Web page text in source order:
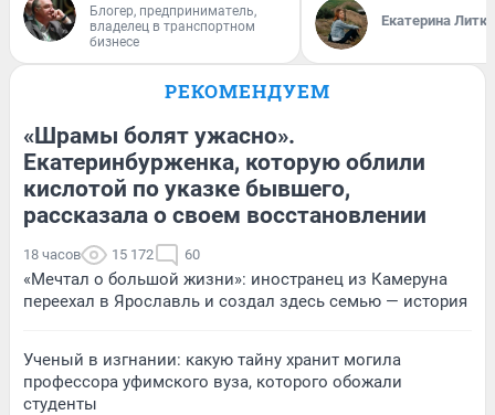
Блогер, предприниматель,
владелец в транспортном
бизнесе
Екатерина
РЕКОМЕНДУЕМ
«Шрамы болят ужасно».
Екатеринбурженка, которую облили
кислотой по указке бывшего,
рассказала о своем восстановлении
18 часов 15 172 60
«Мечтал о большой жизни»: иностранец из Камеруна
переехал в Ярославль и создал здесь семью — история
Ученый в изгнании: какую тайну хранит могила
профессора уфимского вуза, которого обожали
студенты